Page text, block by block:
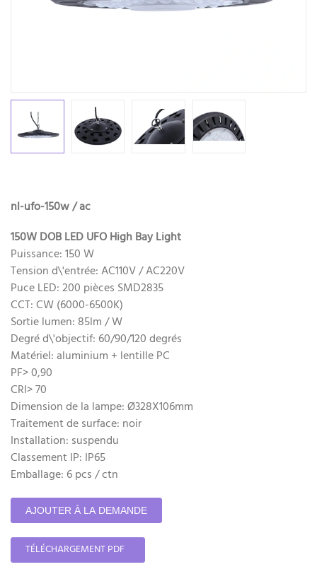
nl-ufo-150w / ac
150W DOB LED UFO High Bay Light
Puissance: 150 W
Tension d\'entrée: AC110V / AC220V
Puce LED: 200 pièces SMD2835
CCT: CW (6000-6500K)
Sortie lumen: 85lm / W
Degré d\'objectif: 60/90/120 degrés
Matériel: aluminium + lentille PC
PF> 0,90
CRI> 70
Dimension de la lampe: Ø328X106mm
Traitement de surface: noir
Installation: suspendu
Classement IP: IP65
Emballage: 6 pcs / ctn
AJOUTER À LA DEMANDE
TÉLÉCHARGEMENT PDF